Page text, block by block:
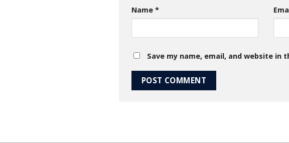
Name *
Save my name, email, and website